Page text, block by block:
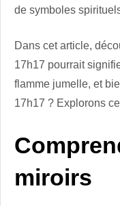
de symboles
Dans cet article,
17h17 pourrait
flamme jumelle, et
17h17 ? Explorons
miroirs